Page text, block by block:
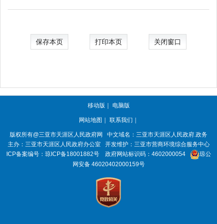
保存本页 打印本页 关闭窗口
移动版 电脑版
网站地图 联系我们
版权所有@三亚市天涯区人民政府网 中文域名： 三亚市天涯区人民政府.政务
主办：三亚市天涯区人民政府办公室
开发维护：三亚市营商环境综合服务中心
ICP备案编号： 琼ICP备18001882号 政府网站标识码： 4602000054
琼公
网安备 46020402000159号